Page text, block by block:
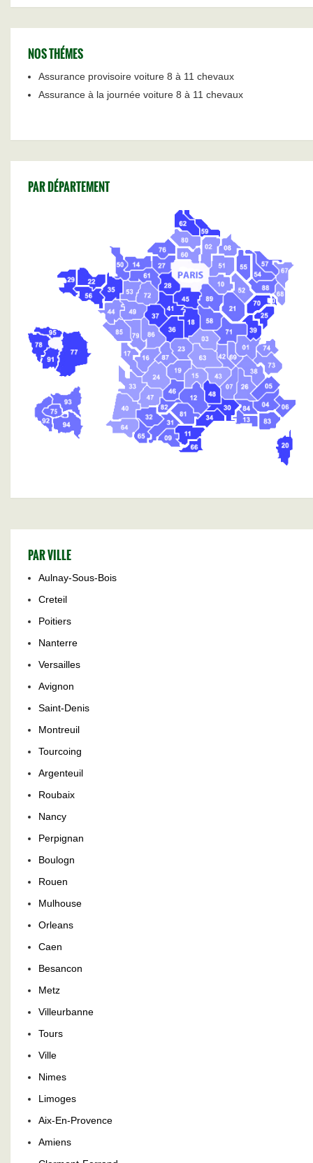
NOS THÉMES
Assurance provisoire voiture 8 à 11 chevaux
Assurance à la journée voiture 8 à 11 chevaux
PAR DÉPARTEMENT
PAR VILLE
Aulnay-Sous-Bois
Creteil
Poitiers
Nanterre
Versailles
Avignon
Saint-Denis
Montreuil
Tourcoing
Argenteuil
Roubaix
Nancy
Perpignan
Boulogn
Rouen
Mulhouse
Orleans
Caen
Besancon
Metz
Villeurbanne
Tours
Ville
Nimes
Limoges
Aix-En-Provence
Amiens